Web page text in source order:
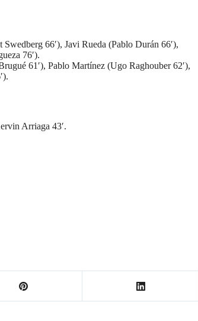
66′), Javi Rueda (Pablo Durán 66′),
76′).
61′), Pablo Martínez (Ugo Raghouber 62′),
Arriaga 43′.